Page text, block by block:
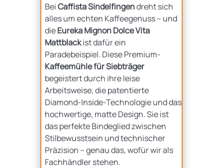
BeiCaffista Sindelfingendreht sich
alles um echten Kaffeegenuss – und
dieEureka Mignon Dolce Vita
Mattblackist dafür ein
Paradebeispiel. Diese Premium-
Kaffeemühle für Siebträger
begeistert durch ihre leise
Arbeitsweise, die patentierte
Diamond-Inside-Technologie und das
hochwertige, matte Design. Sie ist
das perfekte Bindeglied zwischen
Stilbewusstsein und technischer
Präzision – genau das, wofür wir als
Fachhändler stehen.